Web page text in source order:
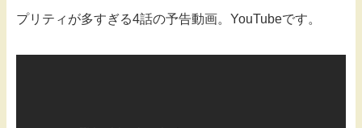
プリティが多すぎる4話の予告動画。YouTubeです。